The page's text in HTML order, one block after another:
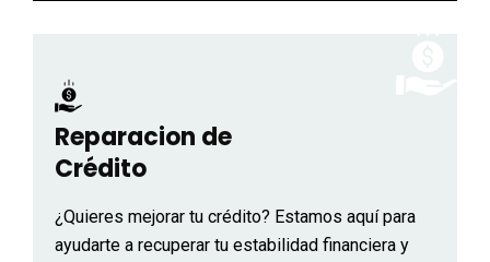
Reparacion de
Crédito
¿Quieres mejorar tu crédito? Estamos aquí para
ayudarte a recuperar tu estabilidad financiera y